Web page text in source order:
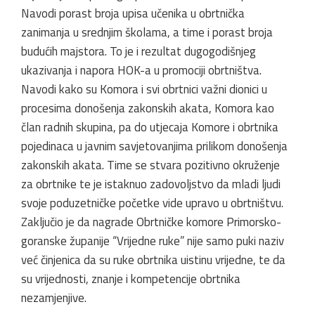
Navodi porast broja upisa učenika u obrtnička
zanimanja u srednjim školama, a time i porast broja
budućih majstora. To je i rezultat dugogodišnjeg
ukazivanja i napora HOK-a u promociji obrtništva.
Navodi kako su Komora i svi obrtnici važni dionici u
procesima donošenja zakonskih akata, Komora kao
član radnih skupina, pa do utjecaja Komore i obrtnika
pojedinaca u javnim savjetovanjima prilikom donošenja
zakonskih akata. Time se stvara pozitivno okruženje
za obrtnike te je istaknuo zadovoljstvo da mladi ljudi
svoje poduzetničke početke vide upravo u obrtništvu.
Zaključio je da nagrade Obrtničke komore Primorsko-
goranske županije “Vrijedne ruke” nije samo puki naziv
već činjenica da su ruke obrtnika uistinu vrijedne, te da
su vrijednosti, znanje i kompetencije obrtnika
nezamjenjive.